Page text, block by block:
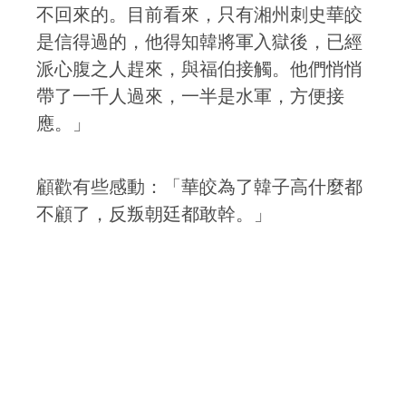
不回來的。目前看來，只有湘州刺史華皎
是信得過的，他得知韓將軍入獄後，已經
派心腹之人趕來，與福伯接觸。他們悄悄
帶了一千人過來，一半是水軍，方便接
應。」
顧歡有些感動：「華皎為了韓子高什麼都
不顧了，反叛朝廷都敢幹。」